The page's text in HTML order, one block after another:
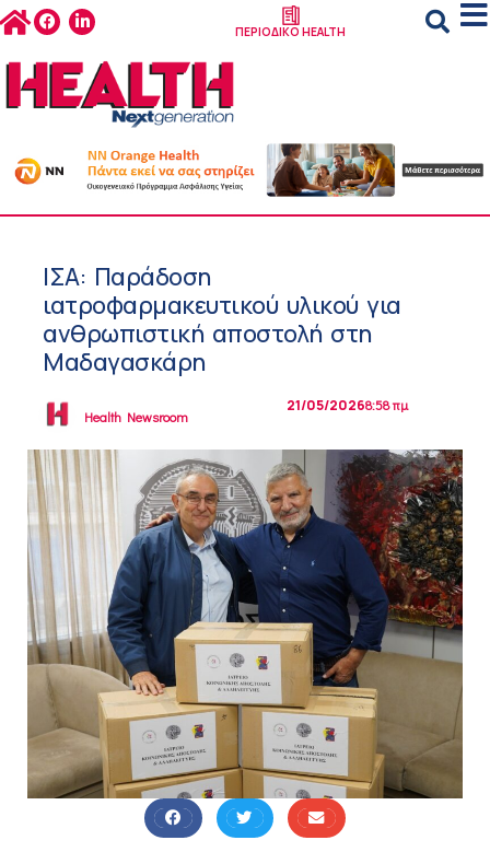
ΠΕΡΙΟΔΙΚΟ HEALTH
ΙΣΑ: Παράδοση
ιατροφαρμακευτικού υλικού για
ανθρωπιστική αποστολή στη
Μαδαγασκάρη
Health Newsroom
21/05/20268:58 πμ